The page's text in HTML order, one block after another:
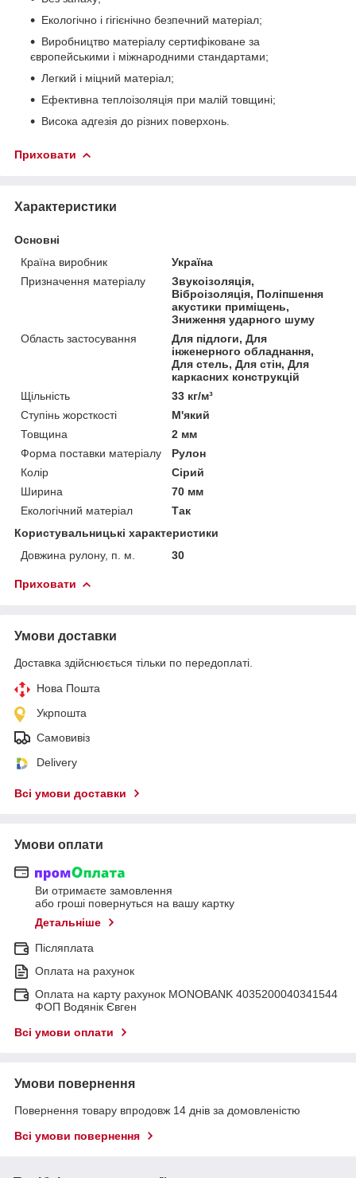
Екологічно і гігієнічно безпечний матеріал;
Виробництво матеріалу сертифіковане за
європейськими і міжнародними стандартами;
Легкий і міцний матеріал;
Ефективна теплоізоляція при малій товщині;
Висока адгезія до різних поверхонь.
Приховати
Характеристики
Основні
Країна виробник
Україна
Призначення матеріалу
Звукоізоляція,
Віброізоляція, Поліпшення
акустики приміщень,
Зниження ударного шуму
Область застосування
Для підлоги, Для
інженерного обладнання,
Для стель, Для стін, Для
каркасних конструкцій
Щільність
33 кг/м³
Ступінь жорсткості
М'який
Товщина
2 мм
Форма поставки матеріалу
Рулон
Колір
Сірий
Ширина
70 мм
Екологічний матеріал
Так
Користувальницькі характеристики
Довжина рулону, п. м.
30
Приховати
Умови доставки
Доставка здійснюється тільки по передоплаті.
Нова Пошта
Укрпошта
Самовивіз
Delivery
Всі умови доставки
Умови оплати
Ви отримаєте замовлення
або гроші повернуться на вашу картку
Детальніше
Післяплата
Оплата на рахунок
Оплата на карту рахунок MONOBANK 4035200040341544
ФОП Водянік Євген
Всі умови оплати
Умови повернення
Повернення товару впродовж 14 днів за домовленістю
Всі умови повернення